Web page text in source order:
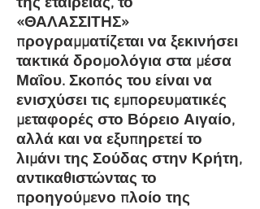
«ΘΑΛΑΣΣΙΤΗΣ»
προγραμματίζεται να ξεκινήσει
τακτικά δρομολόγια στα μέσα
Μαΐου. Σκοπός του είναι να
ενισχύσει τις εμπορευματικές
μεταφορές στο Βόρειο Αιγαίο,
αλλά και να εξυπηρετεί το
λιμάνι της Σούδας στην Κρήτη,
αντικαθιστώντας το
προηγούμενο πλοίο της